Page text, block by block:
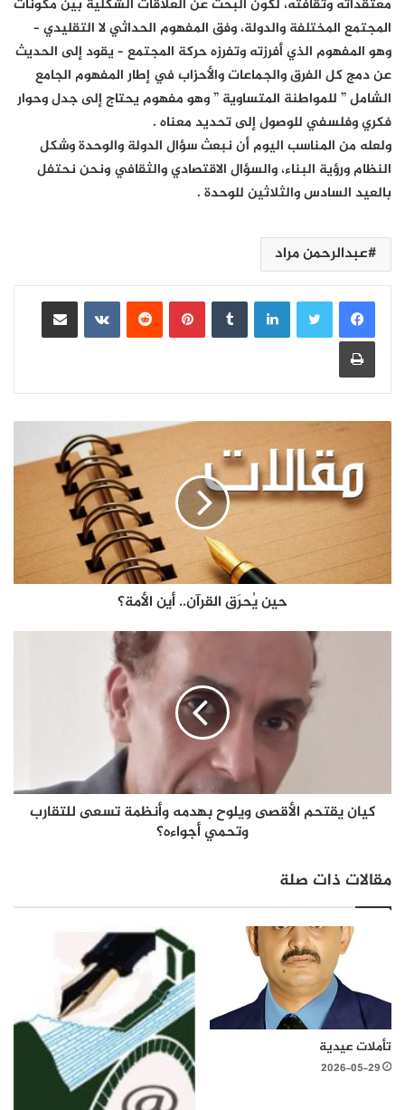
معتقداته وثقافته، لكون البحث عن العلاقات الشكلية بين مكونات
المجتمع المختلفة والدولة، وفق المفهوم الحداثي لا التقليدي –
وهو المفهوم الذي أفرزته وتفرزه حركة المجتمع – يقود إلى الحديث
عن دمج كل الفرق والجماعات والأحزاب في إطار المفهوم الجامع
الشامل ” للمواطنة المتساوية ” وهو مفهوم يحتاج إلى جدل وحوار
فكري وفلسفي للوصول إلى تحديد معناه .
ولعله من المناسب اليوم أن نبعث سؤال الدولة والوحدة وشكل
النظام ورؤية البناء، والسؤال الاقتصادي والثقافي ونحن نحتفل
بالعيد السادس والثلاثين للوحدة .
عبدالرحمن مراد
لينكدإن بينتيريست
مشاركة عبر البريد
طباعة
حين يُحرَق القرآن.. أين الأمة؟
كيان يقتحم الأقصى ويلوح بهدمه وأنظمة تسعى للتقارب
وتحمي أجواءه؟
مقالات ذات صلة
تأملات عيدية
2026-05-29